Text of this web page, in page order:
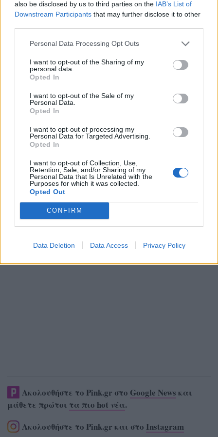
also be disclosed by us to third parties on the IAB’s List of
Downstream Participants that may further disclose it to other
Personal Data Processing Opt Outs
I want to opt-out of the Sharing of my
personal data.
Opted In
I want to opt-out of the Sale of my
Personal Data.
Opted In
I want to opt-out of processing my
Personal Data for Targeted Advertising.
Opted In
I want to opt-out of Collection, Use,
Retention, Sale, and/or Sharing of my
Personal Data that Is Unrelated with the
Purposes for which it was collected.
Opted Out
CONFIRM
Data Deletion Data Access Privacy Policy
ΔΙΑΦΗΜΙΣΗ
Ακολουθήστε το Pink.gr στο Google News και
μάθετε πρώτοι τα πιο hot νέα.
Ακολουθήστε το Pink.gr και στο Instagram